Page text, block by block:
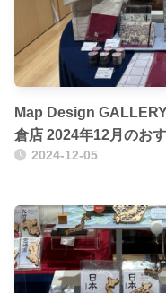
Map Design
倉店 2024年12月のお
2024-12-05